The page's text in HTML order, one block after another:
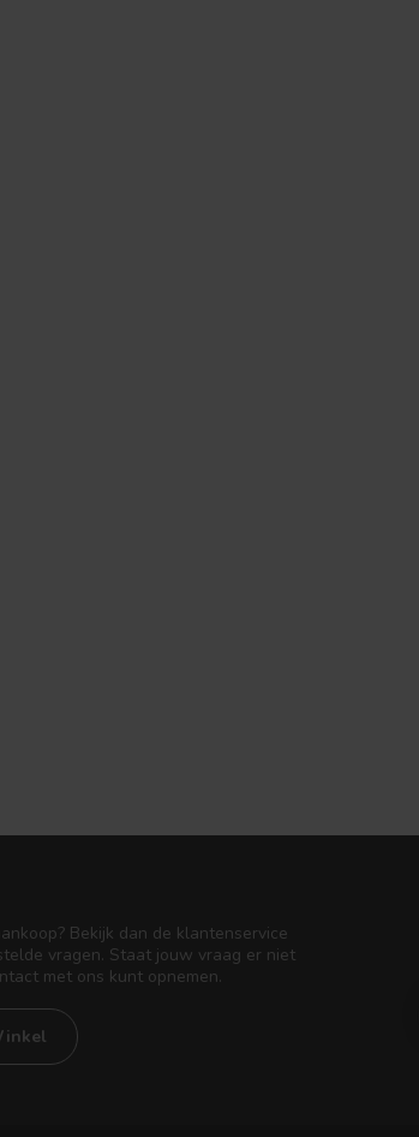
Bekijk dan de klantenservice
vragen. Staat jouw vraag er niet
met ons kunt opnemen.